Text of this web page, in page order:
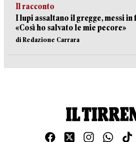
Il racconto
I lupi assaltano il gregge, messi
«Così ho salvato le mie pecore»
di Redazione Carrara